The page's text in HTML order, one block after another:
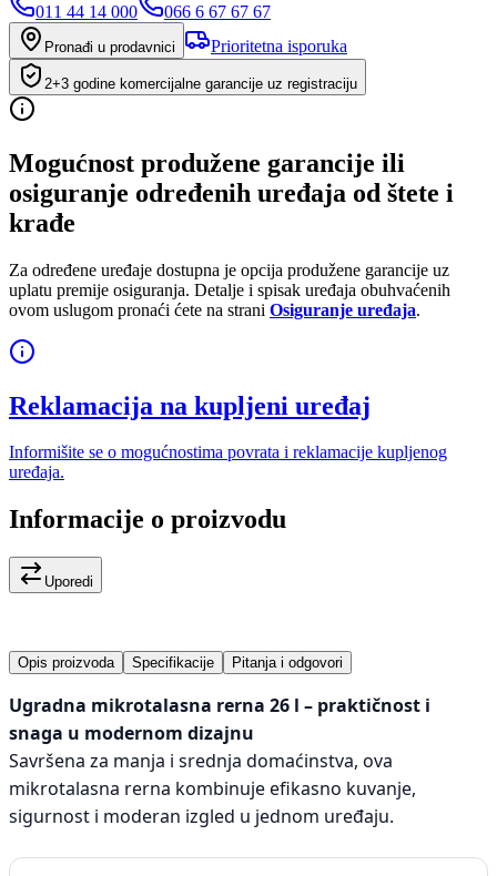
011 44 14 000 066 6 67 67 67
Pronađi u prodavnici Prioritetna isporuka
2+3 godine komercijalne garancije uz registraciju
Mogućnost produžene garancije ili
osiguranje određenih uređaja od štete i
krađe
Za određene uređaje dostupna je opcija produžene garancije uz
uplatu premije osiguranja. Detalje i spisak uređaja obuhvaćenih
ovom uslugom pronaći ćete na strani Osiguranje uređaja.
Reklamacija na kupljeni uređaj
Informišite se o mogućnostima povrata i reklamacije kupljenog
uređaja.
Informacije o proizvodu
Uporedi
Opis proizvoda Specifikacije Pitanja i odgovori
Ugradna mikrotalasna rerna 26 l – praktičnost i
snaga u modernom dizajnu
Savršena za manja i srednja domaćinstva, ova
mikrotalasna rerna kombinuje efikasno kuvanje,
sigurnost i moderan izgled u jednom uređaju.